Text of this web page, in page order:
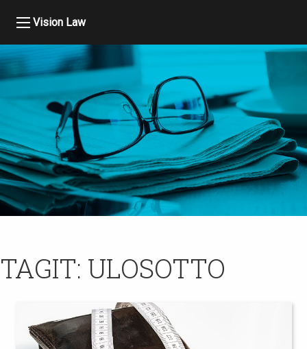
Vision Law
TAGIT: ULOSOTTO